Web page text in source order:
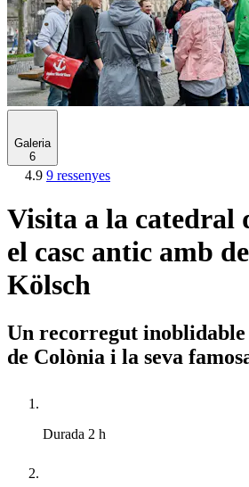
Galeria
6
4.9 9 ressenyes
Visita a la catedral
el casc antic amb
Kölsch
Un recorregut inoblidable
de Colònia i la seva
Durada 2 h